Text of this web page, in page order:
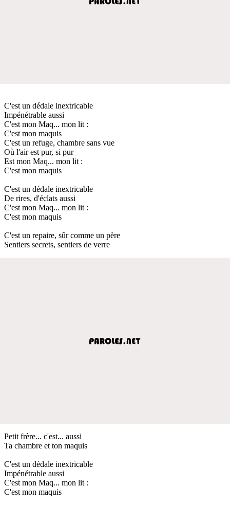
C'est un dédale inextricable
Impénétrable aussi
C'est mon Maq... mon lit :
C'est mon maquis
C'est un refuge, chambre sans vue
Où l'air est pur, si pur
Est mon Maq... mon lit :
C'est mon maquis
C'est un dédale inextricable
De rires, d'éclats aussi
C'est mon Maq... mon lit :
C'est mon maquis
C'est un repaire, sûr comme un père
Sentiers secrets, sentiers de verre
Petit frère... c'est... aussi
Ta chambre et ton maquis
C'est un dédale inextricable
Impénétrable aussi
C'est mon Maq... mon lit :
C'est mon maquis